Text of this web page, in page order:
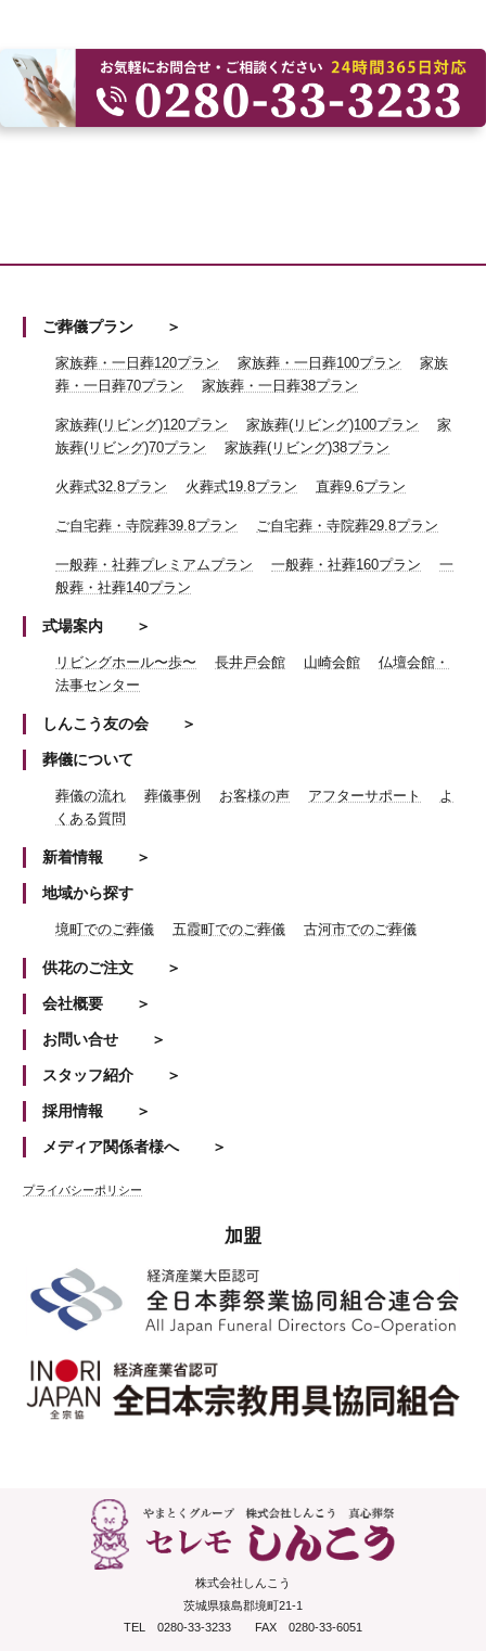
ご葬儀プラン
家族葬・一日葬120プラン 家族葬・一日葬100プラン
家族
葬・一日葬70プラン
家族葬・一日葬38プラン
家族葬(リビング)120プラン 家族葬(リビング)100プラン
家
族葬(リビング)70プラン
家族葬(リビング)38プラン
火葬式32.8プラン 火葬式19.8プラン 直葬9.6プラン
ご自宅葬・寺院葬39.8プラン ご自宅葬・寺院葬29.8プラン
一般葬・社葬プレミアムプラン 一般葬・社葬160プラン
一
般葬・社葬140プラン
式場案内
リビングホール〜歩〜 長井戸会館 山崎会館
仏壇会館・
法事センター
しんこう友の会
葬儀について
葬儀の流れ 葬儀事例 お客様の声 アフターサポート
よ
くある質問
新着情報
地域から探す
境町でのご葬儀 五霞町でのご葬儀 古河市でのご葬儀
供花のご注文
会社概要
お問い合せ
スタッフ紹介
採用情報
メディア関係者様へ
プライバシーポリシー
加盟
株式会社しんこう
茨城県猿島郡境町21-1
TEL 0280-33-3233 FAX 0280-33-6051